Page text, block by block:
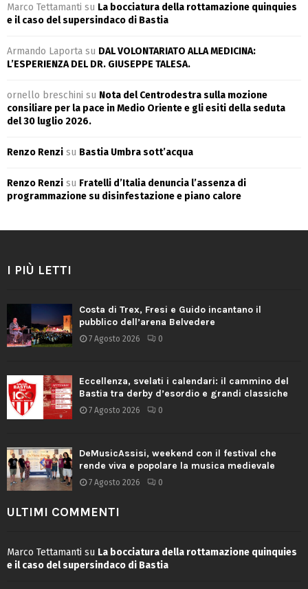
Marco Tettamanti su La bocciatura della rottamazione quinquies
e il caso del supersindaco di Bastia
Armando Laporta su DAL VOLONTARIATO ALLA MEDICINA:
L’ESPERIENZA DEL DR. GIUSEPPE TALESA.
ornello breschini su Nota del Centrodestra sulla mozione
consiliare per la pace in Medio Oriente e gli esiti della seduta
del 30 luglio 2026.
Renzo Renzi su Bastia Umbra sott’acqua
Renzo Renzi su Fratelli d’Italia denuncia l’assenza di
programmazione su disinfestazione e piano calore
I PIÙ LETTI
Costa di Trex, Fresi e Guido incantano il
pubblico dell’arena Belvedere
7 Agosto 2026 0
Eccellenza, svelati i calendari: il cammino del
Bastia tra derby d’esordio e grandi classiche
7 Agosto 2026 0
DeMusicAssisi, weekend con il festival che
rende viva e popolare la musica medievale
7 Agosto 2026 0
ULTIMI COMMENTI
Marco Tettamanti su La bocciatura della rottamazione quinquies
e il caso del supersindaco di Bastia